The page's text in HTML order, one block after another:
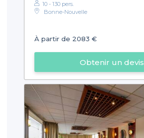
10 - 130 pers.
Bonne-Nouvelle
À partir de 2083 €
Obtenir un devis